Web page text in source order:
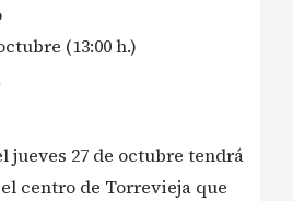
(13:00 h.)
jueves 27 de octubre tendrá
centro de Torrevieja que